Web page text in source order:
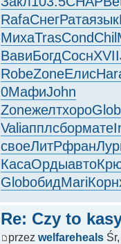
RafaСнегРатаязык
МихаTrasCondChil
ВавиБогдСоснXVII
RobeZoneЕлис
0МафиJohn
ZoneжелтхороGlob
Valiапплсбормате
своеЛитРфран
КасаОрдыавто
GlobобидMariКорн
Re: Czy to
przezwelfareheals